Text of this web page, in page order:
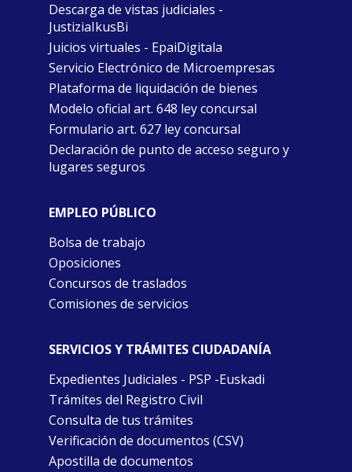
Descarga de vistas judiciales -
JustiziaIkusBi
Juicios virtuales - EpaiDigitala
Servicio Electrónico de Microempresas
Plataforma de liquidación de bienes
Modelo oficial art. 648 ley concursal
Formulario art. 627 ley concursal
Declaración de punto de acceso seguro y
lugares seguros
EMPLEO PÚBLICO
Bolsa de trabajo
Oposiciones
Concursos de traslados
Comisiones de servicios
SERVICIOS Y TRÁMITES CIUDADANÍA
Expedientes Judiciales - PSP -Euskadi
Trámites del Registro Civil
Consulta de tus trámites
Verificación de documentos (CSV)
Apostilla de documentos